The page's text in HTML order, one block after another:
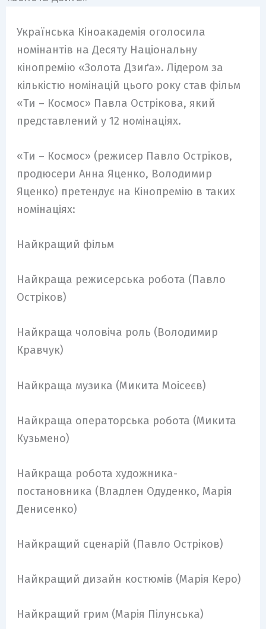
Українська Кіноакадемія оголосила
номінантів на Десяту Національну
кінопремію «Золота Дзиґа». Лідером за
кількістю номінацій цього року став фільм
«Ти – Космос» Павла Острікова, який
представлений у 12 номінаціях.
«Ти – Космос» (режисер Павло Остріков,
продюсери Анна Яценко, Володимир
Яценко) претендує на Кінопремію в таких
номінаціях:
Найкращий фільм
Найкраща режисерська робота (Павло
Остріков)
Найкраща чоловіча роль (Володимир
Кравчук)
Найкраща музика (Микита Моісеєв)
Найкраща операторська робота (Микита
Кузьмено)
Найкраща робота художника-
постановника (Владлен Одуденко, Марія
Денисенко)
Найкращий сценарій (Павло Остріков)
Найкращий дизайн костюмів (Марія Керо)
Найкращий грим (Марія Пілунська)